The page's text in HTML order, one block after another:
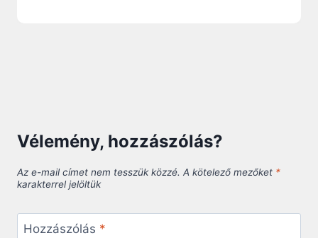
Vélemény, hozzászólás?
Az e-mail címet nem tesszük közzé. A kötelező mezőket *
karakterrel jelöltük
Hozzászólás *